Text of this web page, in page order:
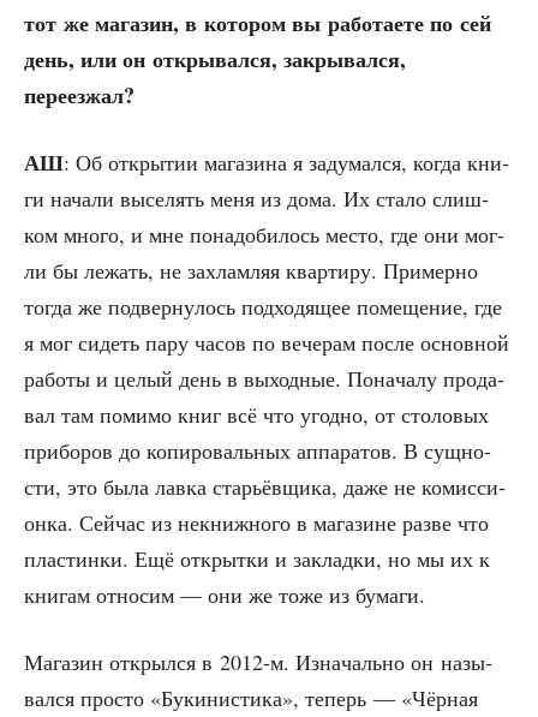
тот же мага­зин, в кото­ром вы рабо­та­е­те по сей
день, или он откры­вал­ся, закры­вал­ся,
переезжал?
АШ: Об откры­тии мага­зи­на я заду­мал­ся, когда кни­
ги нача­ли высе­лять меня из дома. Их ста­ло слиш­
ком мно­го, и мне пона­до­би­лось место, где они мог­
ли бы лежать, не захлам­ляя квар­ти­ру. При­мер­но
тогда же под­вер­ну­лось под­хо­дя­щее поме­ще­ние, где
я мог сидеть пару часов по вече­рам после основ­ной
рабо­ты и целый день в выход­ные. Пона­ча­лу про­да­
вал там поми­мо книг всё что угод­но, от сто­ло­вых
при­бо­ров до копи­ро­валь­ных аппа­ра­тов. В сущ­но­
сти, это была лав­ка ста­рьёв­щи­ка, даже не комис­си­
он­ка. Сей­час из некниж­но­го в мага­зине раз­ве что
пла­стин­ки. Ещё открыт­ки и заклад­ки, но мы их к
кни­гам отно­сим — они же тоже из бумаги.
Мага­зин открыл­ся в 2012‑м. Изна­чаль­но он назы­
вал­ся про­сто «Буки­ни­сти­ка», теперь — «Чёр­ная